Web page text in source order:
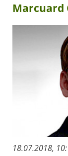
Marcuard
18.07.2018,